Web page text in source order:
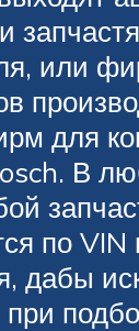
или
для
В
по VIN
дабы
при